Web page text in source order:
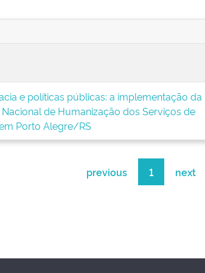
e políticas públicas: a implementação da
Nacional de Humanização dos Serviços de
Porto Alegre/RS
previous 1 next